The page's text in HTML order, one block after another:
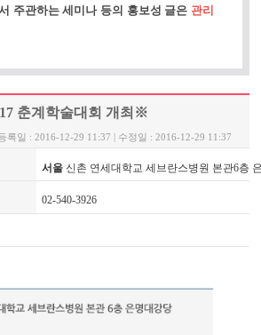
주관하는 세미나 등의 홍보성 글은 관리
춘계학술대회 개최※
록일 : 2016-12-29 11:37 | 수정일 : 2016-12-29 11:37
서울 신촌 연세대학교 세브란스병원 본관6층
02-540-3926